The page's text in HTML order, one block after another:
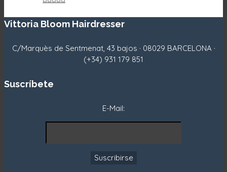
Vittoria Bloom Hairdresser
C/Marquès de Sentmenat, 43 bajos · 08029 BARCELONA ·
(+34) 931 179 851
Suscríbete
E-Mail: